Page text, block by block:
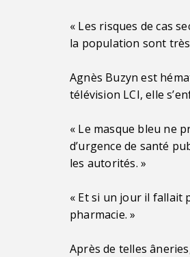
« Les risques de cas
la population sont
Agnès Buzyn est
télévision LCI, elle
« Le masque bleu ne
d’urgence de santé
les autorités. »
« Et si un jour il fallait
pharmacie. »
Après de telles